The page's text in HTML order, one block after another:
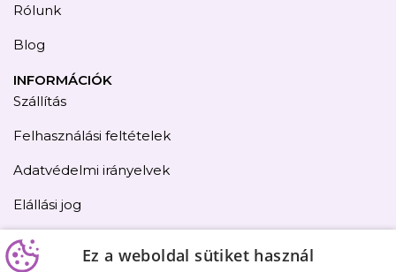
Rólunk
Blog
INFORMÁCIÓK
Szállítás
Felhasználási feltételek
Adatvédelmi irányelvek
Elállási jog
Kapcsolat
Ez a weboldal sütiket használ